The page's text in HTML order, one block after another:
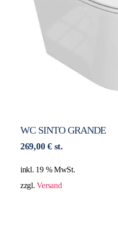
WC SINTO GRANDE
269,00€ st.
inkl. 19 % MwSt.
zzgl.Versand